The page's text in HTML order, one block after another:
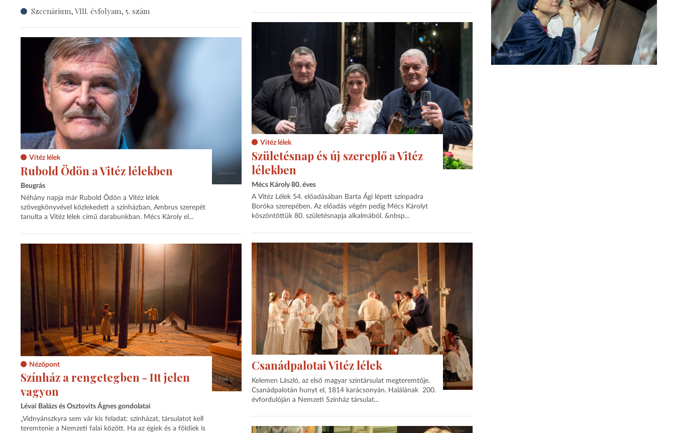
Szcenárium, VIII. évfolyam, 5. szám
Vitéz lélek
Születésnap és új szereplő a Vitéz
lélekben
Mécs Károly 80. éves
A Vitéz Lélek 54. előadásában Barta Ági lépett színpadra
Boróka szerepében. Az előadás végén pedig Mécs Károlyt
köszöntöttük 80. születésnapja alkalmából. &nbsp...
Vitéz lélek
Rubold Ödön a Vitéz lélekben
Beugrás
Néhány napja már Rubold Ödön a Vitéz lélek
szövegkönyvével közlekedett a színházban, Ambrus szerepét
tanulta a Vitéz lélek című darabunkban. Mécs Károly el...
Csanádpalotai Vitéz lélek
Kelemen László, az első magyar színtársulat megteremtője.
Csanádpalotán hunyt el, 1814 karácsonyán. Halálának 200.
évfordulóján a Nemzeti Színház társulat...
Nézőpont
Színház a rengetegben - Itt jelen
vagyon
Lévai Balázs és Osztovits Ágnes gondolatai
„Vidnyánszkyra sem vár kis feladat: színházat, társulatot kell
teremtenie a Nemzeti falai között. Ha az égiek és a földiek is